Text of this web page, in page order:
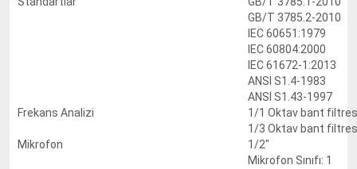
GB/T 3785.2-2010
IEC 60651:1979
IEC 60804:2000
IEC 61672-1:2013
ANSI S1.4-1983
ANSI S1.43-1997
Frekans Analizi
1/1 Oktav bant
1/3 Oktav bant
Mikrofon
1/2"
Mikrofon Sınıfı: 1